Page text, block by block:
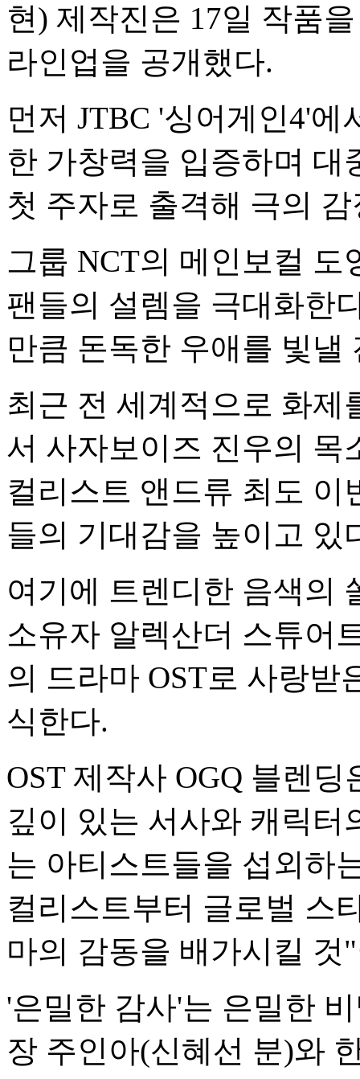
현) 제작진은 17일 작품
라인업을 공개했다.
먼저 JTBC '싱어게인4'
한 가창력을 입증하며 대
첫 주자로 출격해 극의
그룹 NCT의 메인보컬
팬들의 설렘을 극대화한
만큼 돈독한 우애를 빛낼
최근 전 세계적으로 화제
서 사자보이즈 진우의 목
컬리스트 앤드류 최도 이
들의 기대감을 높이고 있
여기에 트렌디한 음색의
소유자 알렉산더 스튜어
의 드라마 OST로 사랑받
식한다.
OST 제작사 OGQ 블렌
깊이 있는 서사와 캐릭터
는 아티스트들을 섭외하
컬리스트부터 글로벌 스
마의 감동을 배가시킬 것
'은밀한 감사'는 은밀한
장 주인아(신혜선 분)와